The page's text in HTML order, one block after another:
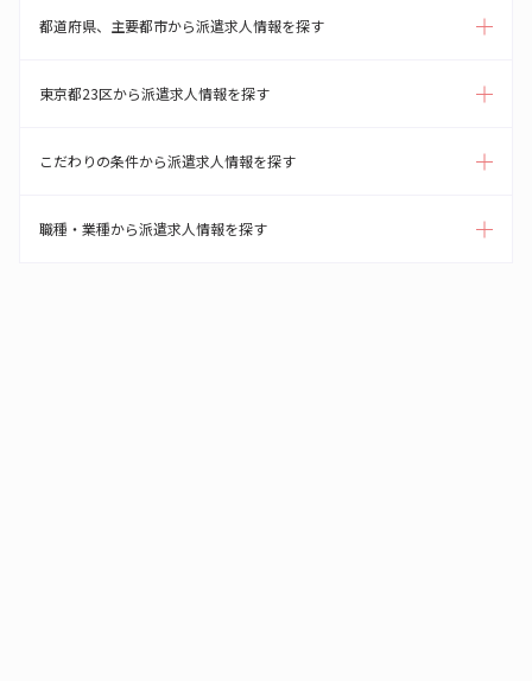
都道府県、主要都市から派遣求人情報を探す
東京都23区から派遣求人情報を探す
こだわりの条件から派遣求人情報を探す
職種・業種から派遣求人情報を探す